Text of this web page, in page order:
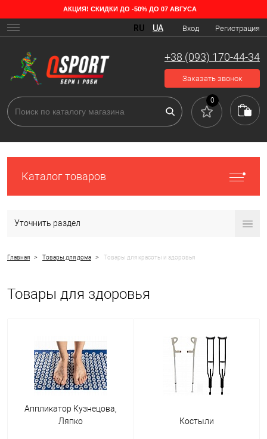
Виды товаров для здоровья в OSPORT
Пожалуй, самый незаменимый атрибут для лечения болезней это
диагностики и лечения. Домашняя продукция несет в себе большую
пользу и эффективно помогает в реабилитационный период.
В нашем интернет-магазине товары для здоровья представлены в
костыли;
ортопедические подушки;
бандажи и корсеты;
АКЦИЯ! СКИДКИ ДО -50% ДО 07 АВГУСА
Вход Регистрация
RU UA
+38 (093) 170-44-34
Заказать звонок
0
Каталог товаров
Уточнить раздел
Главная > Товары для дома > Товары для красоты и здоровья
Товары для здоровья
Аппликатор Кузнецова,
Ляпко
Костыли